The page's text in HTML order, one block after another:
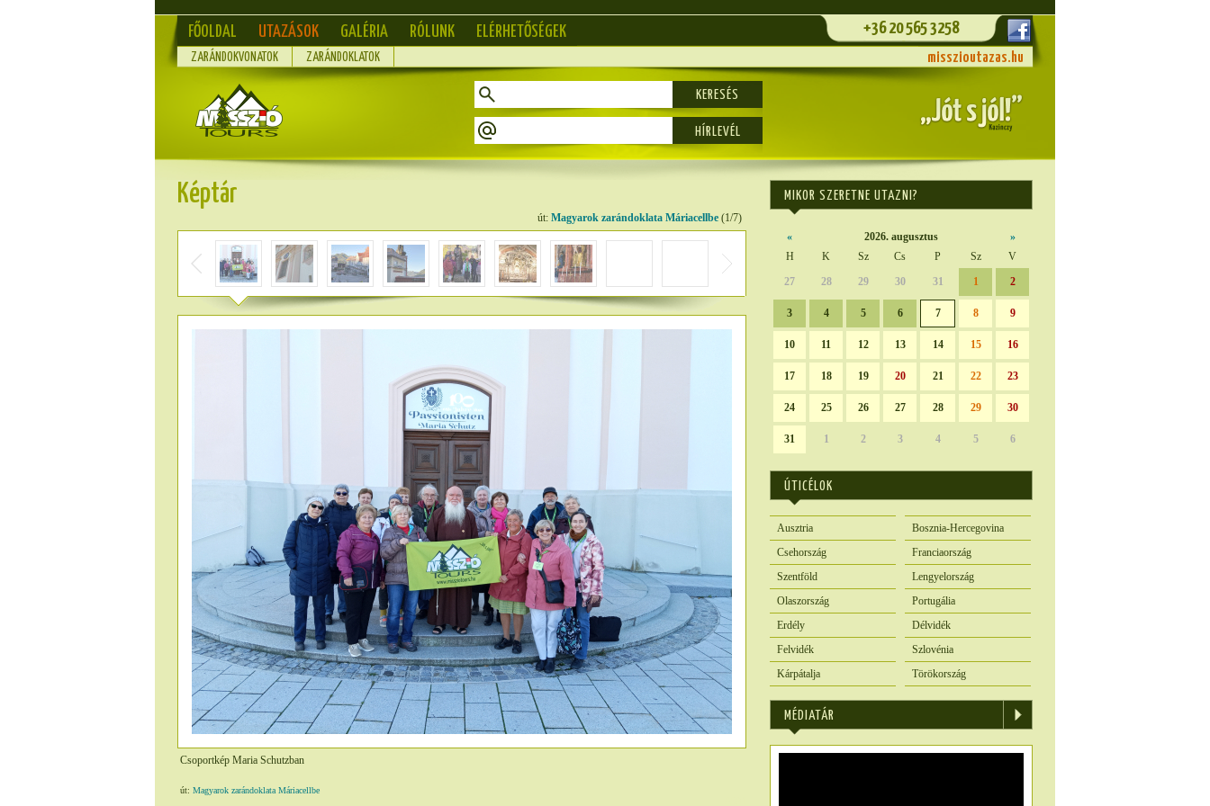
FŐOLDAL UTAZÁSOK GALÉRIA RÓLUNK ELÉRHETŐSÉGEK +36 20 565 3258
ZARÁNDOKVONATOK ZARÁNDOKLATOK misszioutazas.hu
KERESÉS
Képtár
út: Magyarok zarándoklata Máriacellbe (1/7)
Csoportkép Maria Schutzban
út: Magyarok zarándoklata Máriacellbe
MIKOR SZERETNE UTAZNI?
« 2026. augusztus
»
H
K Sz Cs P Sz
V
27
28 29 30 31 1 2
3 4 5 6 7 8 9
10 11 12 13 14 15 16
17 18 19 20 21 22 23
24 25 26 27 28 29 30
31 1 2 3 4 5 6
ÚTICÉLOK
Ausztria
Bosznia-Hercegovina
Csehország
Franciaország
Szentföld
Lengyelország
Olaszország
Portugália
Erdély
Délvidék
Felvidék
Szlovénia
Kárpátalja
Törökország
MÉDIATÁR